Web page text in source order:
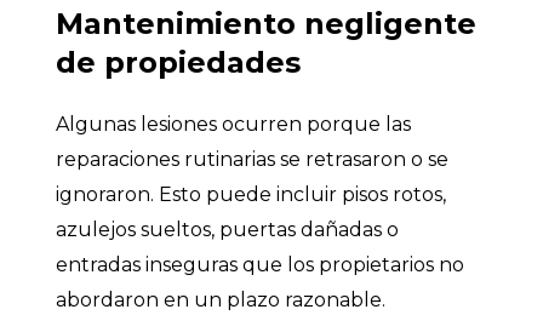
Mantenimiento negligente
de propiedades
Algunas lesiones ocurren porque las
reparaciones rutinarias se retrasaron o se
ignoraron. Esto puede incluir pisos rotos,
azulejos sueltos, puertas dañadas o
entradas inseguras que los propietarios no
abordaron en un plazo razonable.